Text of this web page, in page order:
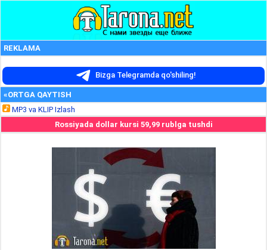
REKLAMA
Bizga Telegramda qo'shiling!
«ORTGA QAYTISH
MP3 va KLIP Izlash
Rossiyada dollar kursi 59,99 rublga tushdi